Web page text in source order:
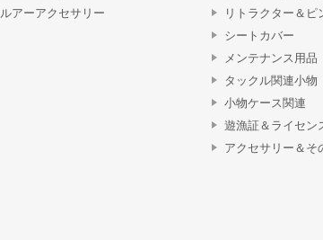
ルアーアクセサリー
リトラクター＆ピ
シートカバー
メンテナンス用品
タックル関連小物
小物ケース関連
遊漁証＆ライセン
アクセサリー＆そ